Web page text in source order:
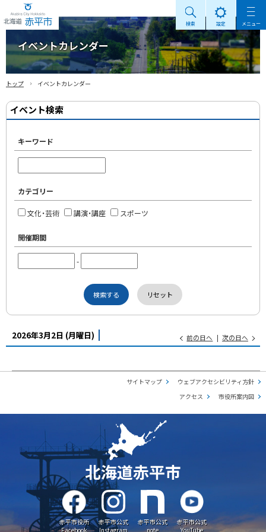
Akabira City Hokkaido 北海道 赤平市
検索 設定 メニュー
イベントカレンダー
トップ › イベントカレンダー
イベント検索
キーワード
カテゴリー
文化・芸術 講演・講座 スポーツ
開催期間
-
2026年3月2日 (月曜日) 前の日へ 次の日へ
サイトマップ
ウェブアクセシビリティ方針
アクセス
市役所案内図
北海道赤平市
赤平市役所
Facebook
赤平市公式
Instagram
赤平市公式
note
赤平市公式
YouTube